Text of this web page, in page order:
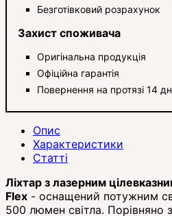
Безготівковий розрахунок
Захист споживача
Оригінальна продукція
Офіційна гарантія
Повернення на протязі 14
Опис
Характеристики
Статті
Ліхтар з лазерним
Flex - оснащений потужним
500 люмен світла. Порівняно